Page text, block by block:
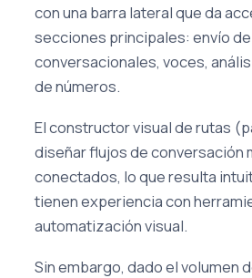
con una barra lateral que da
secciones principales: envío
conversacionales, voces,
de números.
El constructor visual de rutas
diseñar flujos de conversación
conectados, lo que resulta
tienen experiencia con
automatización visual.
Sin embargo, dado el volumen